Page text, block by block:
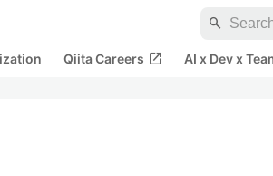
search
Qiita Careers open_in_new AI x Dev x